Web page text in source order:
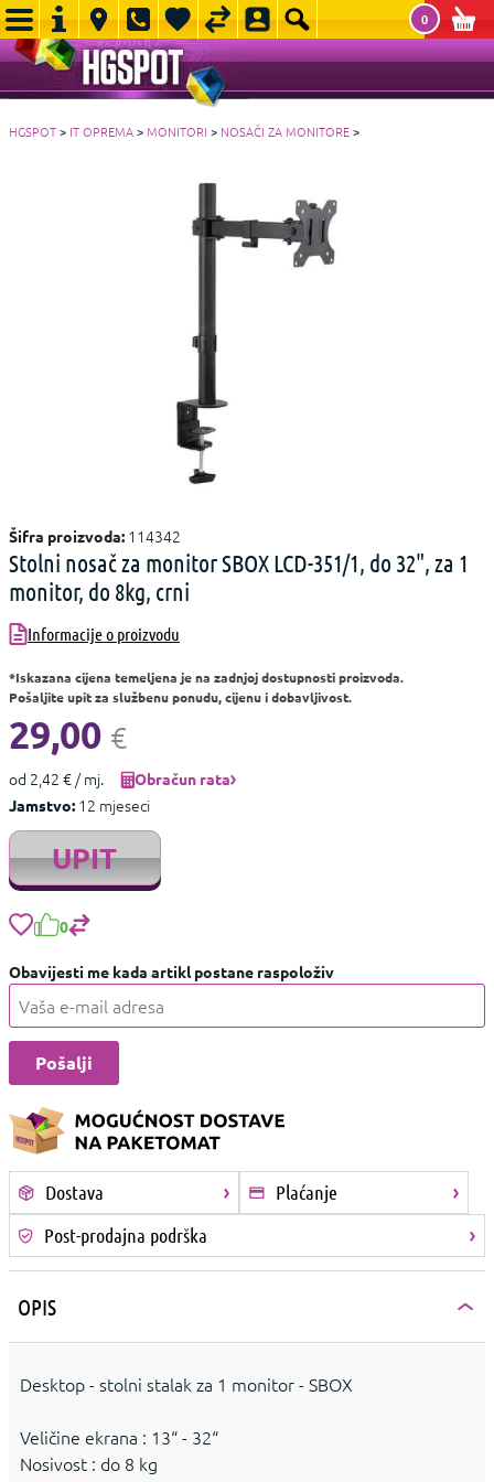
0
HGSPOT> IT OPREMA>MONITORI > NOSAČI ZA MONITORE>
Šifra proizvoda: 114342
Stolni nosač za monitor SBOX LCD-351/1, do 32", za 1
monitor, do 8kg, crni
Informacije o proizvodu
*Iskazana cijena temeljena je na zadnjoj dostupnosti proizvoda.
Pošaljite upit za službenu ponudu, cijenu i dobavljivost.
29,00 €
od 2,42 € / mj.
Obračun rata
Jamstvo: 12 mjeseci
UPIT
0
Obavijesti me kada artikl postane raspoloživ
Dostava
Plaćanje
Post-prodajna podrška
OPIS
Desktop - stolni stalak za 1 monitor - SBOX
Veličine ekrana : 13“ - 32“
Nosivost : do 8 kg